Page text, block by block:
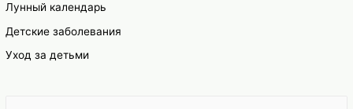
Лунный календарь
Детские заболевания
Уход за детьми